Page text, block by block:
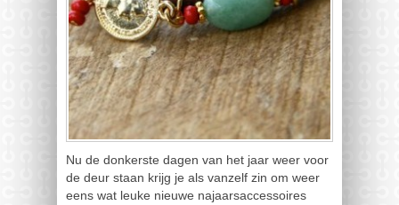
Nu de donkerste dagen van het jaar weer voor
de deur staan krijg je als vanzelf zin om weer
eens wat leuke nieuwe najaarsaccessoires